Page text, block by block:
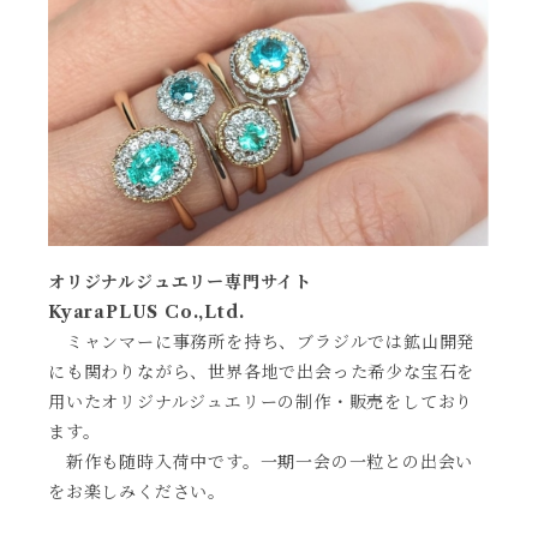
オリジナルジュエリー専門サイト
KyaraPLUS Co.,Ltd.
ミャンマーに事務所を持ち、ブラジルでは鉱山開発
にも関わりながら、世界各地で出会った希少な宝石を
用いたオリジナルジュエリーの制作・販売をしており
ます。
新作も随時入荷中です。一期一会の一粒との出会い
をお楽しみください。